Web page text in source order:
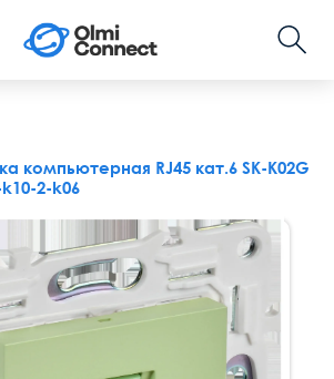
компьютерная RJ45 кат.6 SK-K02G
2-k06